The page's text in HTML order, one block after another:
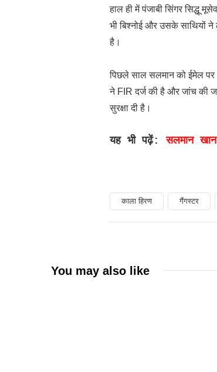
हाल ही में पंजाबी सिंगर सिद्धू
भी बिश्नोई और उसके साथियों
है।
पिछले साल सलमान को ईमेल पर
ने FIR दर्ज की है और जांच की
सुरक्षा दी है।
यह भी पढ़ें:सलमान
काला हिरण गैंगस्टर
You may also like